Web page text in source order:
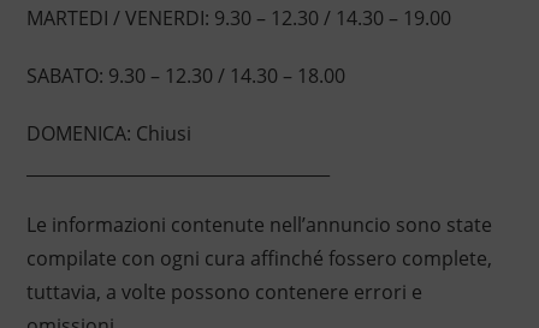
MARTEDI / VENERDI: 9.30 – 12.30 / 14.30 – 19.00
SABATO: 9.30 – 12.30 / 14.30 – 18.00
DOMENICA: Chiusi
Le informazioni contenute nell’annuncio sono state
compilate con ogni cura affinché fossero complete,
tuttavia, a volte possono contenere errori e